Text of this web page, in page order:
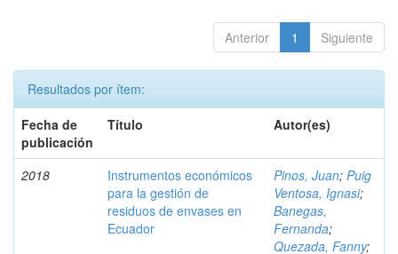
Anterior 1 Siguiente
Resultados por ítem:
Fecha de
publicación
Título Autor(es)
2018
Instrumentos económicos
para la gestión de
residuos de envases en
Ecuador
Pinos, Juan; Puig
Ventosa, Ignasi;
Banegas,
Fernanda;
Quezada, Fanny;